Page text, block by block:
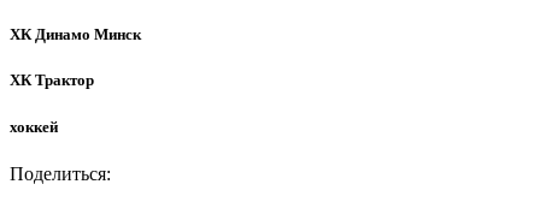
ХК Динамо Минск
ХК Трактор
хоккей
Поделиться: